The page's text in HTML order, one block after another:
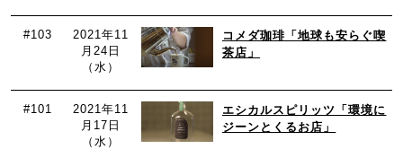
#103
2021年11
月24日
（水）
コメダ珈琲「地球も安らぐ喫
茶店」
#101
2021年11
月17日
（水）
エシカルスピリッツ「環境に
ジーンとくるお店」